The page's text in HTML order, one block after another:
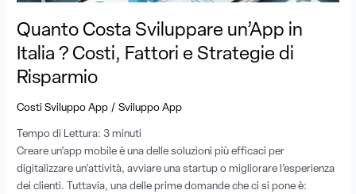
Quanto Costa Sviluppare un’App in
Italia ? Costi, Fattori e Strategie di
Risparmio
Costi Sviluppo App /Sviluppo App
Tempo di Lettura:3 minuti
Creare un’app mobile è una delle soluzioni più efficaci per
digitalizzare un’attività, avviare una startup o migliorare l’esperienza
dei clienti. Tuttavia, una delle prime domande che ci si pone è:
Strategie
di